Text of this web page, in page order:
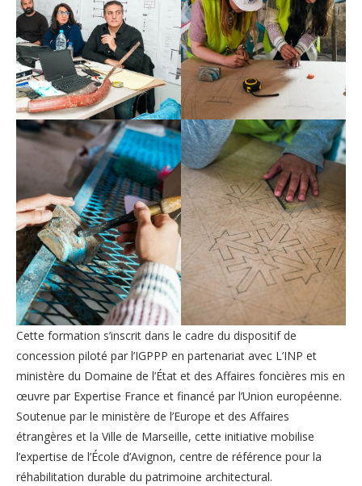
Cette formation s’inscrit dans le cadre du dispositif de
concession piloté par l’IGPPP en partenariat avec L’INP et
ministère du Domaine de l’État et des Affaires foncières mis en
œuvre par Expertise France et financé par l’Union européenne.
Soutenue par le ministère de l’Europe et des Affaires
étrangères et la Ville de Marseille, cette initiative mobilise
l’expertise de l’École d’Avignon, centre de référence pour la
réhabilitation durable du patrimoine architectural.